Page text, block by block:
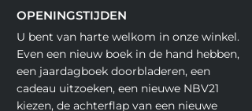
OPENINGSTIJDEN
U bent van harte welkom in onze winkel.
Even een nieuw boek in de hand hebben,
een jaardagboek doorbladeren, een
cadeau uitzoeken, een nieuwe NBV21
kiezen, de achterflap van een nieuwe